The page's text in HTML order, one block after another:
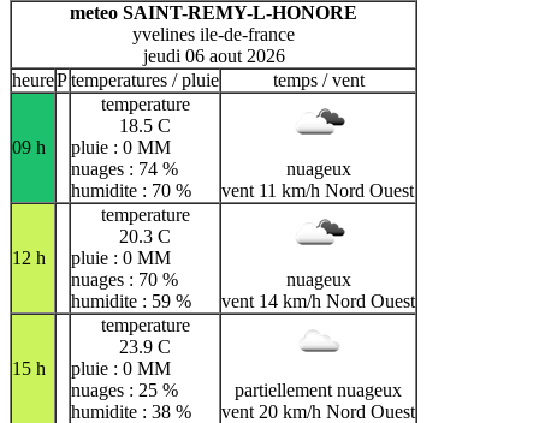
meteo SAINT-REMY-L-HONORE
yvelines ile-de-france
jeudi 06 aout 2026
heurePtemperatures / pluie temps / vent
09 h
temperature
18.5 C
pluie : 0 MM
nuages : 74 %
humidite : 70 %
nuageux
vent 11 km/h Nord Ouest
12 h
temperature
20.3 C
pluie : 0 MM
nuages : 70 %
humidite : 59 %
nuageux
vent 14 km/h Nord Ouest
15 h
temperature
23.9 C
pluie : 0 MM
nuages : 25 %
humidite : 38 %
partiellement nuageux
vent 20 km/h Nord Ouest